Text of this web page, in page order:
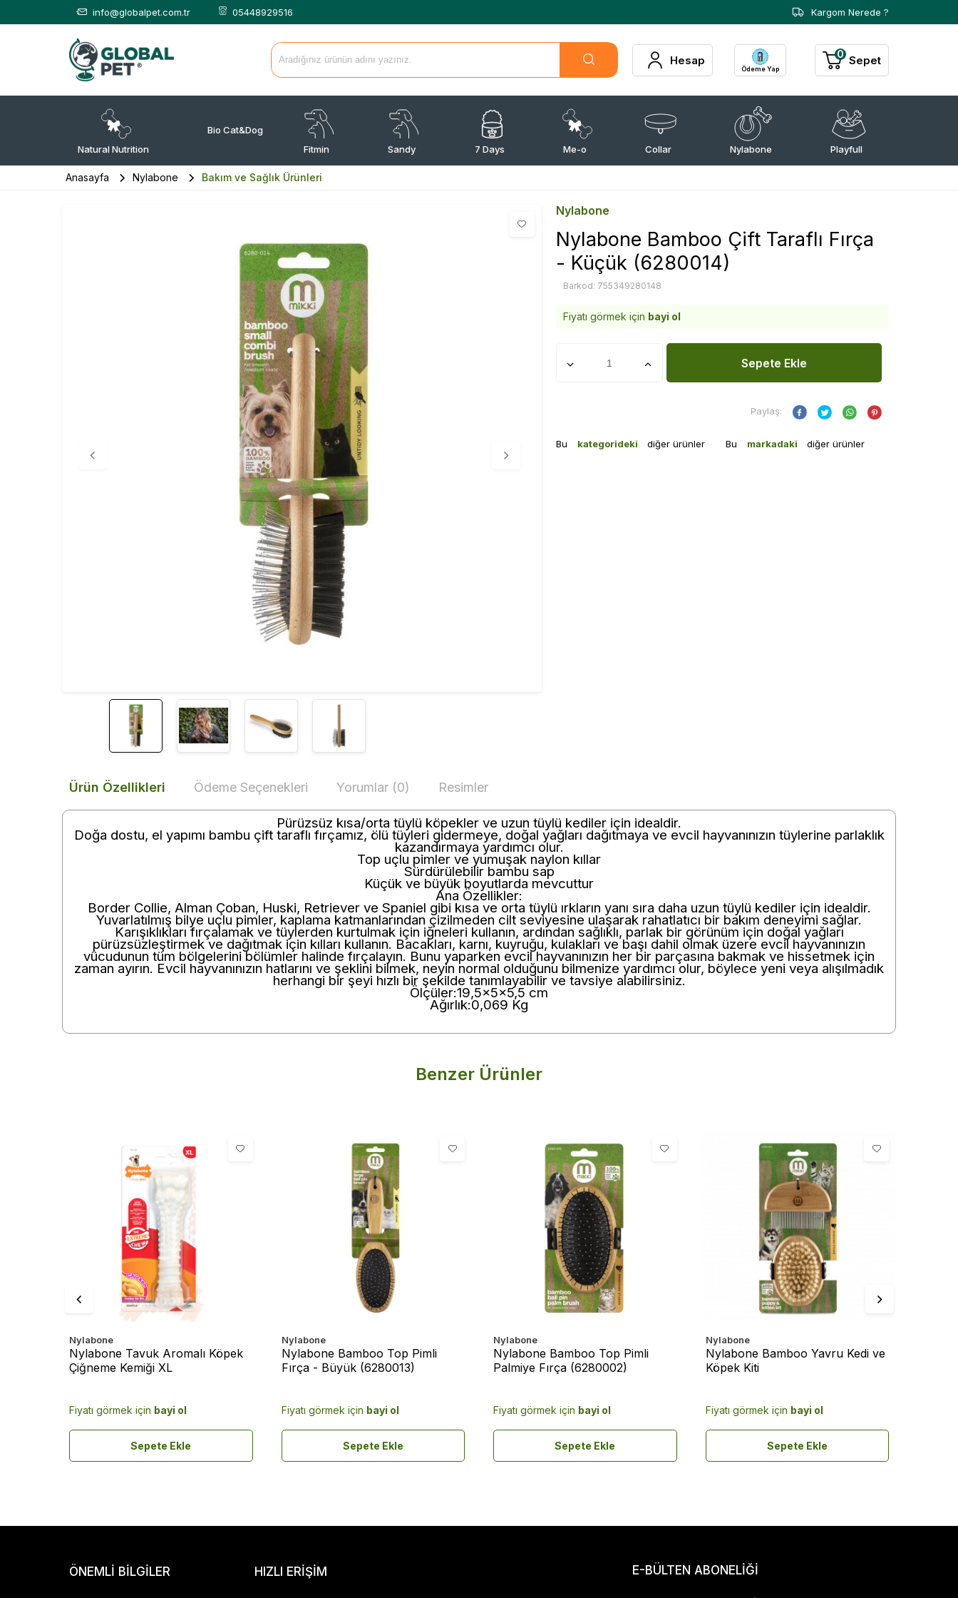
info@globalpet.com.tr 05448929516 Kargom Nerede ?
Hesap
Ödeme Yap
0 Sepet
Natural Nutrition
Bio Cat&Dog
Fitmin
Sandy 7 Days Me-o Collar Nylabone Playfull
Anasayfa Nylabone Bakım ve Sağlık Ürünleri
Nylabone
Nylabone Bamboo Çift Taraflı Fırça
- Küçük (6280014)
Barkod: 755349280148
Fiyatı görmek için bayi ol
Sepete Ekle
Paylaş:
Bu kategorideki diğer ürünler Bu markadaki diğer ürünler
Ürün Özellikleri Ödeme Seçenekleri Yorumlar (0) Resimler
Pürüzsüz kısa/orta tüylü köpekler ve uzun tüylü kediler için idealdir.
Doğa dostu, el yapımı bambu çift taraflı fırçamız, ölü tüyleri gidermeye, doğal yağları dağıtmaya ve evcil hayvanınızın tüylerine parlaklık
kazandırmaya yardımcı olur.
Top uçlu pimler ve yumuşak naylon kıllar
Sürdürülebilir bambu sap
Küçük ve büyük boyutlarda mevcuttur
Ana Özellikler:
Border Collie, Alman Çoban, Huski, Retriever ve Spaniel gibi kısa ve orta tüylü ırkların yanı sıra daha uzun tüylü kediler için idealdir.
Yuvarlatılmış bilye uçlu pimler, kaplama katmanlarından çizilmeden cilt seviyesine ulaşarak rahatlatıcı bir bakım deneyimi sağlar.
Karışıklıkları fırçalamak ve tüylerden kurtulmak için iğneleri kullanın, ardından sağlıklı, parlak bir görünüm için doğal yağları
pürüzsüzleştirmek ve dağıtmak için kılları kullanın. Bacakları, karnı, kuyruğu, kulakları ve başı dahil olmak üzere evcil hayvanınızın
vücudunun tüm bölgelerini bölümler halinde fırçalayın. Bunu yaparken evcil hayvanınızın her bir parçasına bakmak ve hissetmek için
zaman ayırın. Evcil hayvanınızın hatlarını ve şeklini bilmek, neyin normal olduğunu bilmenize yardımcı olur, böylece yeni veya alışılmadık
herhangi bir şeyi hızlı bir şekilde tanımlayabilir ve tavsiye alabilirsiniz.
Ölçüler:19,5x5x5,5 cm
Ağırlık:0,069 Kg
Benzer Ürünler
Nylabone
Nylabone Tavuk Aromalı Köpek
Çiğneme Kemiği XL
Fiyatı görmek için bayi ol
Sepete Ekle
Nylabone
Nylabone Bamboo Top Pimli
Fırça - Büyük (6280013)
Fiyatı görmek için bayi ol
Sepete Ekle
Nylabone
Nylabone Bamboo Top Pimli
Palmiye Fırça (6280002)
Fiyatı görmek için bayi ol
Sepete Ekle
Nylabone
Nylabone Bamboo Yavru Kedi ve
Köpek Kiti
Fiyatı görmek için bayi ol
Sepete Ekle
ÖNEMLI BILGILER HIZLI ERIŞIM E-BÜLTEN ABONELİĞİ